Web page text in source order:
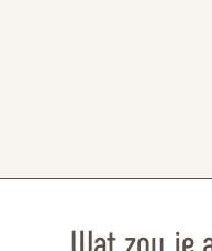
Wat zou je